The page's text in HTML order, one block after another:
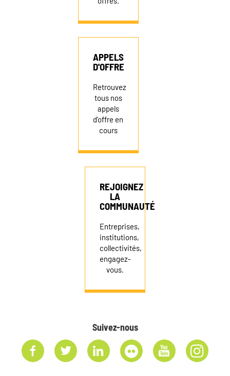
FAIRE UN DON
APPELS
D'OFFRE
Retrouvez
tous nos
appels
d'offre en
cours
REJOIGNEZ
LA
COMMUNAUTÉ
Entreprises,
institutions,
collectivités,
engagez-
vous.
Suivez-nous